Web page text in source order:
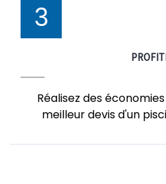
3
Réalisez des
meilleur devis d'un